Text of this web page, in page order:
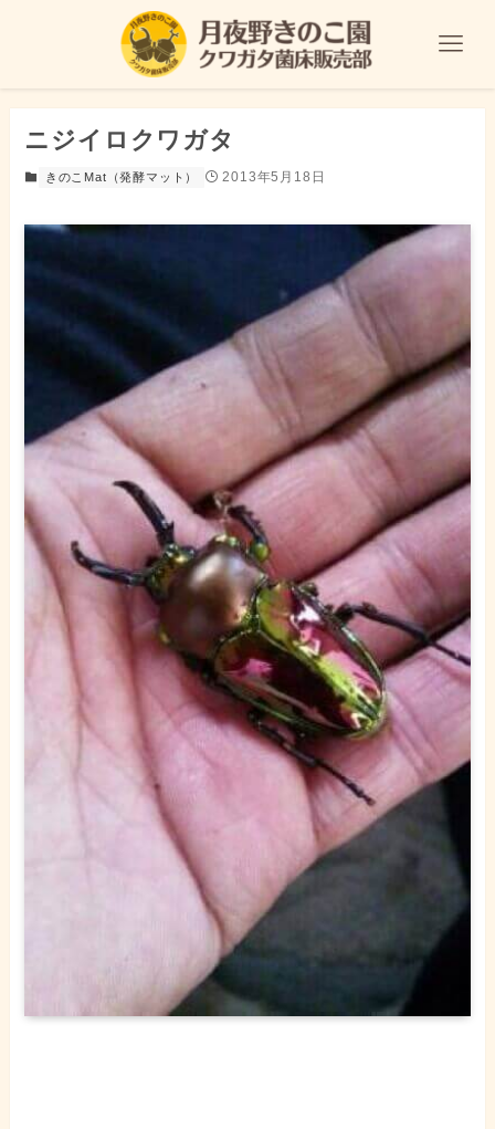
ニジイロクワガタ
きのこMat（発酵マット） 2013年5月18日